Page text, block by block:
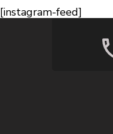
[instagram-feed]